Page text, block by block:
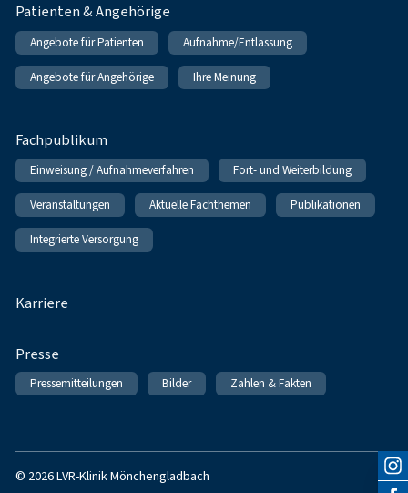
Patienten & Angehörige
Angebote für Patienten Aufnahme/Entlassung
Angebote für Angehörige Ihre Meinung
Fachpublikum
Einweisung / Aufnahmeverfahren Fort- und Weiterbildung
Veranstaltungen Aktuelle Fachthemen Publikationen
Integrierte Versorgung
Karriere
Presse
Pressemitteilungen Bilder Zahlen & Fakten
© 2026 LVR-Klinik Mönchengladbach